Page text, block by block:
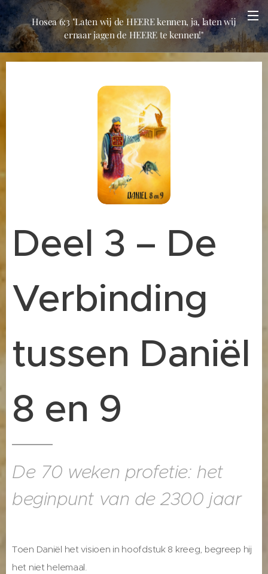
Hosea 6:3 "Laten wij de HEERE kennen, ja, laten wij
ernaar jagen de HEERE te kennen!"
Deel 3 – De
Verbinding
tussen Daniël
8 en 9
De 70 weken profetie: het
beginpunt van de 2300 jaar
Toen Daniël het visioen in hoofdstuk 8 kreeg, begreep hij
het niet helemaal.